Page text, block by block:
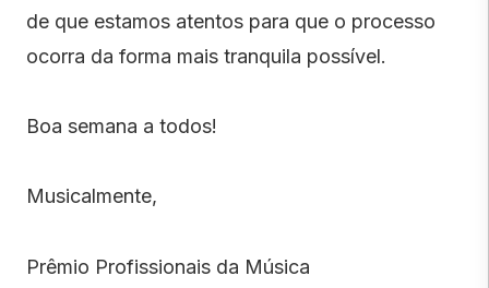
de que estamos atentos para que o processo
ocorra da forma mais tranquila possível.
Boa semana a todos!
Musicalmente,
Prêmio Profissionais da Música